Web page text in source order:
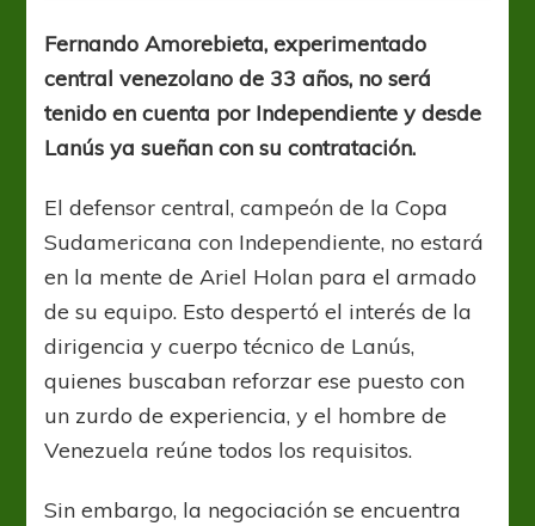
Fernando Amorebieta, experimentado
central venezolano de 33 años, no será
tenido en cuenta por Independiente y desde
Lanús ya sueñan con su contratación.
El defensor central, campeón de la Copa
Sudamericana con Independiente, no estará
en la mente de Ariel Holan para el armado
de su equipo. Esto despertó el interés de la
dirigencia y cuerpo técnico de Lanús,
quienes buscaban reforzar ese puesto con
un zurdo de experiencia, y el hombre de
Venezuela reúne todos los requisitos.
Sin embargo, la negociación se encuentra